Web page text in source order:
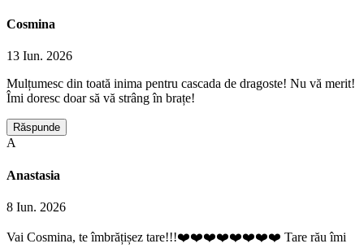
Cosmina
13 Iun. 2026
Mulțumesc din toată inima pentru cascada de dragoste! Nu vă merit!
Îmi doresc doar să vă strâng în brațe!
Răspunde
A
Anastasia
8 Iun. 2026
Vai Cosmina, te îmbrățișez tare!!!❤️❤️❤️❤️❤️❤️❤️❤️ Tare rău îmi